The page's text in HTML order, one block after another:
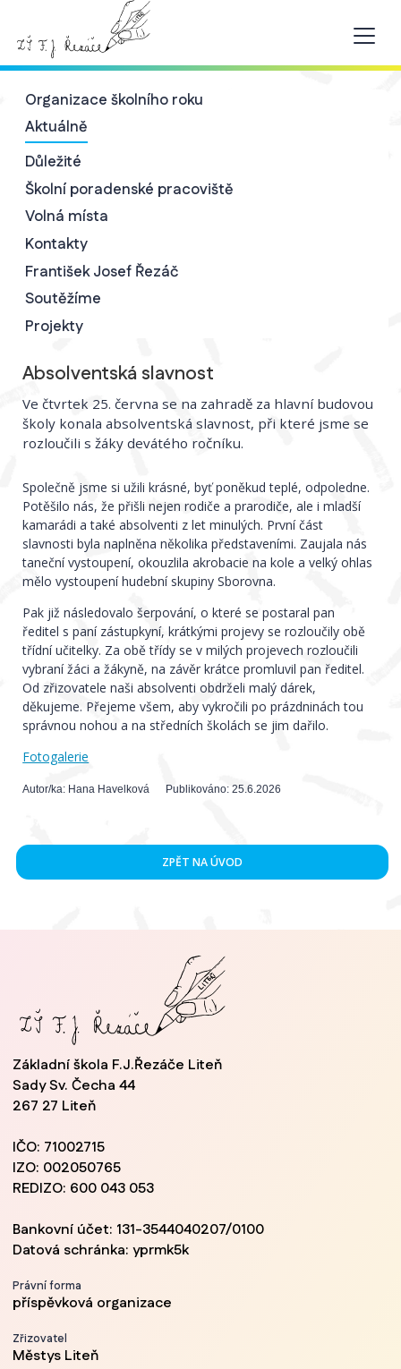
Organizace školního roku
Aktuálně
Důležité
Školní poradenské pracoviště
Volná místa
Kontakty
František Josef Řezáč
Soutěžíme
Projekty
Absolventská slavnost
Ve čtvrtek 25. června se na zahradě za hlavní budovou
školy konala absolventská slavnost, při které jsme se
rozloučili s žáky devátého ročníku.
Společně jsme si užili krásné, byť poněkud teplé, odpoledne.
Potěšilo nás, že přišli nejen rodiče a prarodiče, ale i mladší
kamarádi a také absolventi z let minulých. První část
slavnosti byla naplněna několika představeními. Zaujala nás
taneční vystoupení, okouzlila akrobacie na kole a velký ohlas
mělo vystoupení hudební skupiny Sborovna.
Pak již následovalo šerpování, o které se postaral pan
ředitel s paní zástupkyní, krátkými projevy se rozloučily obě
třídní učitelky. Za obě třídy se v milých projevech rozloučili
vybraní žáci a žákyně, na závěr krátce promluvil pan ředitel.
Od zřizovatele naši absolventi obdrželi malý dárek,
děkujeme. Přejeme všem, aby vykročili po prázdninách tou
správnou nohou a na středních školách se jim dařilo.
Fotogalerie
Autor/ka: Hana Havelková Publikováno: 25.6.2026
ZPĚT NA ÚVOD
Základní škola F.J.Řezáče Liteň
Sady Sv. Čecha 44
267 27 Liteň
IČO: 71002715
IZO: 002050765
REDIZO: 600 043 053
Bankovní účet: 131-3544040207/0100
Datová schránka: yprmk5k
Právní forma
příspěvková organizace
Zřizovatel
Městys Liteň